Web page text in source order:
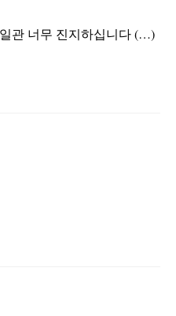
관 너무 진지하십니다 (…)